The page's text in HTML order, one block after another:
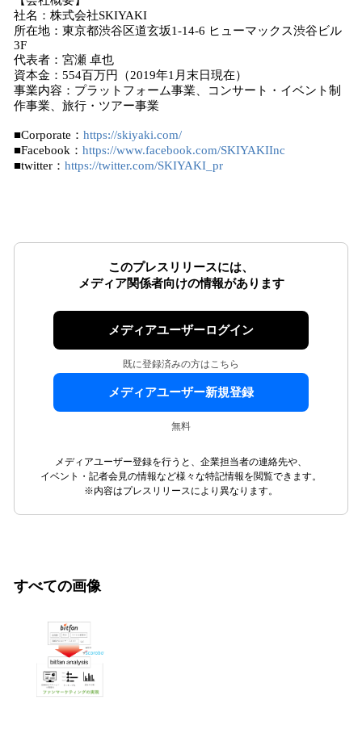
社名：株式会社SKIYAKI
所在地：東京都渋谷区道玄坂1-14-6 ヒューマックス渋谷ビル
3F
代表者：宮瀬 卓也
資本金：554百万円（2019年1月末日現在）
事業内容：プラットフォーム事業、コンサート・イベント制
作事業、旅行・ツアー事業
■Corporate： https://skiyaki.com/
■Facebook： https://www.facebook.com/SKIYAKIInc
■twitter： https://twitter.com/SKIYAKI_pr
このプレスリリースには、
メディア関係者向けの情報があります
メディアユーザーログイン
既に登録済みの方はこちら
メディアユーザー新規登録
無料
メディアユーザー登録を行うと、企業担当者の連絡先や、
イベント・記者会見の情報など様々な特記情報を閲覧できます。
※内容はプレスリリースにより異なります。
すべての画像